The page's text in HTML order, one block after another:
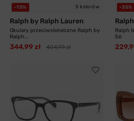
-15% 5 kolorów
Ralph by Ralph Lauren
Okulary przeciwsłoneczne Ralph by
Ralph...
344,99 zł 404,99 zł
-35%
Ralph
56